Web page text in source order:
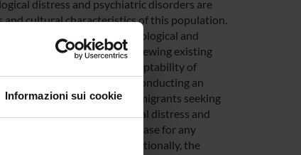
Informazioni sui cookie
distress and psychiatric disorders are
cultural characteristics of this population.
implemented once psychological and
at: (a) systematically reviewing existing
and on the efficacy and acceptability of
income countries, and (b) conducting an
disorders in a sample of migrants seeking
prevalence of psychological distress and
an essential evidence base for any
income countries. Additionally, the